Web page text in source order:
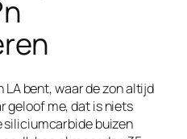
LA bent, waar de zon altijd
geloof me, dat is niets
siliciumcarbide buizen